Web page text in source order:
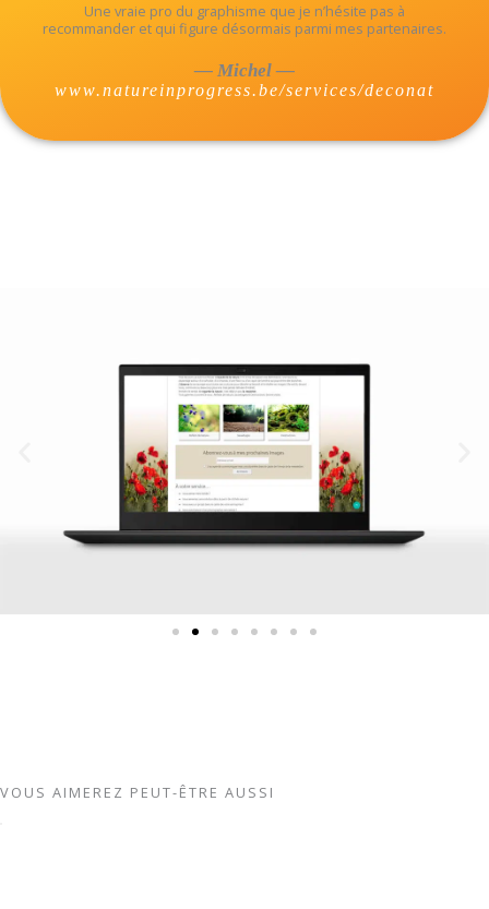
Une vraie pro du graphisme que je n’hésite pas à
recommander et qui figure désormais parmi mes partenaires.
— Michel —
www.natureinprogress.be/services/deconat
VOUS AIMEREZ PEUT-ÊTRE AUSSI